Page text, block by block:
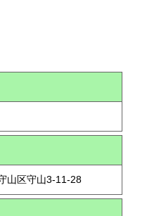
山区守山3-11-28